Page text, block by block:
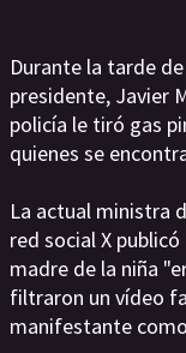
Durante la tarde
presidente, Javier
policía le tiró gas
quienes se
La actual ministra
red social X
madre de la niña
filtraron un vídeo
manifestante